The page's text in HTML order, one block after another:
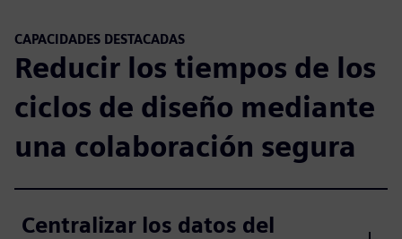
CAPACIDADES DESTACADAS
Reducir los tiempos de los
ciclos de diseño mediante
una colaboración segura
Centralizar los datos del